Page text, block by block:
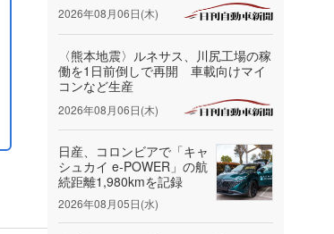
2026年08月06日(木)
〈熊本地震〉ルネサス、川尻工場の稼
働を1日前倒しで再開 車載向けマイ
コンなど生産
2026年08月06日(木)
日産、コロンビアで「キャ
シュカイ e‑POWER」の航
続距離1,980kmを記録
2026年08月05日(水)